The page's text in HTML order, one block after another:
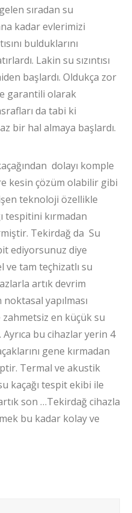
sıradan su
kadar evlerimizi
bulduklarını
Lakin su sızıntısı
başlardı. Oldukça zor
garantili olarak
da tabi ki
bir hal almaya başlardı.
dolayı komple
kesin çözüm olabilir gibi
teknoloji özellikle
tespitini kırmadan
Tekirdağ da Su
ediyorsunuz diye
ve tam teçhizatlı su
artık devrim
yapılması
en küçük su
Ayrıca bu cihazlar yerin 4
gene kırmadan
Termal ve akustik
kaçağı tespit ekibi ile
son …Tekirdağ cihazla
bu kadar kolay ve